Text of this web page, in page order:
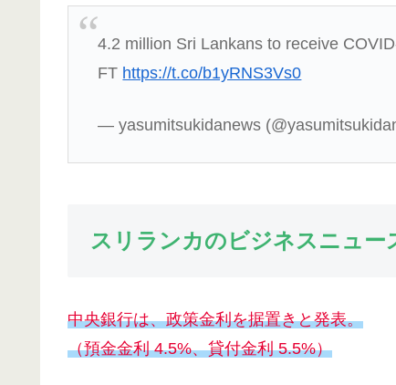
4.2 million Sri Lankans to receive
FT https://t.co/b1yRNS3Vs0
— yasumitsukidanews
スリランカのビジネスニュー
中央銀行は、政策金利を据置きと発表。
（預金金利 4.5%、貸付金利 5.5%）